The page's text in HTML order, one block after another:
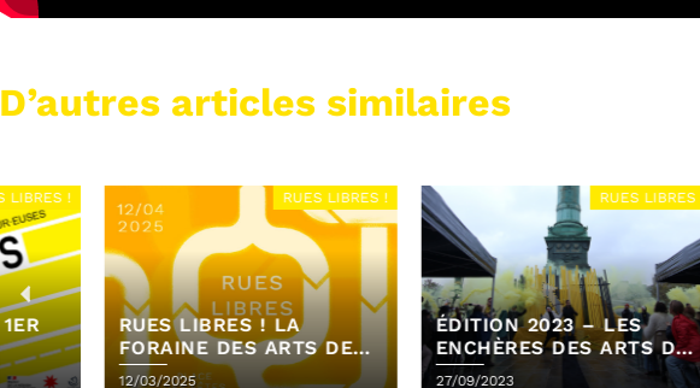
D’autres articles similaires
RUES LIBRES ! LA
FORAINE DES ARTS DE
LA RUE
12/03/2025
RUES LIBRES !
ÉDITION 2023 – LES
ENCHÈRES DES ARTS DE
LA RUE
27/09/2023
RUE
02/10/